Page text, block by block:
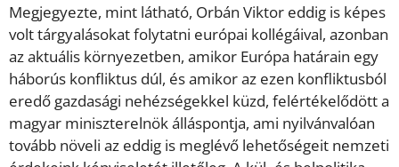
Megjegyezte, mint látható, Orbán Viktor eddig is képes
volt tárgyalásokat folytatni európai kollégáival, azonban
az aktuális környezetben, amikor Európa határain egy
háborús konfliktus dúl, és amikor az ezen konfliktusból
eredő gazdasági nehézségekkel küzd, felértékelődött a
magyar miniszterelnök álláspontja, ami nyilvánvalóan
tovább növeli az eddig is meglévő lehetőségeit nemzeti